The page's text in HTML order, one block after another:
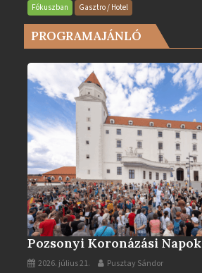
legjobb
városa
2025-
bejegyzéshez
Fókuszban Gasztro / Hotel
PROGRAMAJÁNLÓ
Pozsonyi Koronázási Napok
2026. július 21. Pusztay Sándor